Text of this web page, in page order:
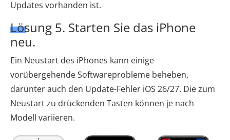
Updates vorhanden ist.
Lösung 5. Starten Sie das iPhone
neu.
Ein Neustart des iPhones kann einige
vorübergehende Softwareprobleme beheben,
darunter auch den Update-Fehler iOS 26/27. Die zum
Neustart zu drückenden Tasten können je nach
Modell variieren.